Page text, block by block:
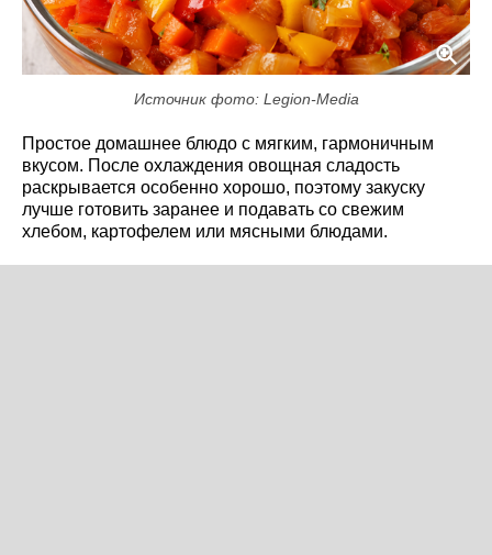
Источник фото: Legion-Media
Простое домашнее блюдо с мягким, гармоничным
вкусом. После охлаждения овощная сладость
раскрывается особенно хорошо, поэтому закуску
лучше готовить заранее и подавать со свежим
хлебом, картофелем или мясными блюдами.